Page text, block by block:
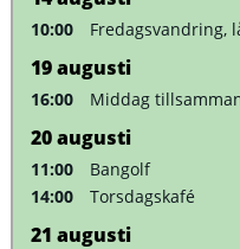
10:00 Fredagsvandring,
19augusti
16:00 Middag
20augusti
11:00
Bangolf
14:00
Torsdagskafé
21 augusti